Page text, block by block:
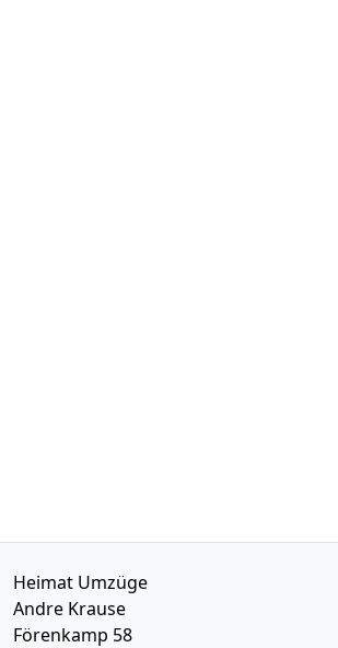
Heimat Umzüge
Andre Krause
Förenkamp 58